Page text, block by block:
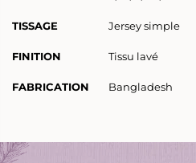
TISSAGE Jersey simple
FINITION Tissu lavé
FABRICATION Bangladesh